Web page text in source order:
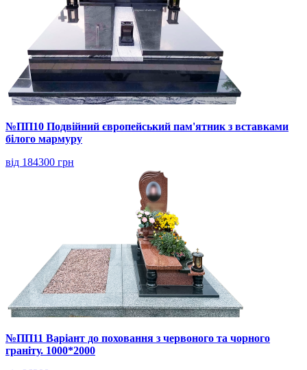
№ПП10 Подвійний європейський пам'ятник з вставками
білого мармуру
від 184300 грн
№ПП11 Варіант до поховання з червоного та чорного
граніту. 1000*2000